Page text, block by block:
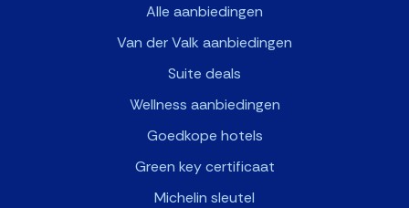
Alle aanbiedingen
Van der Valk aanbiedingen
Suite deals
Wellness aanbiedingen
Goedkope hotels
Green key certificaat
Michelin sleutel